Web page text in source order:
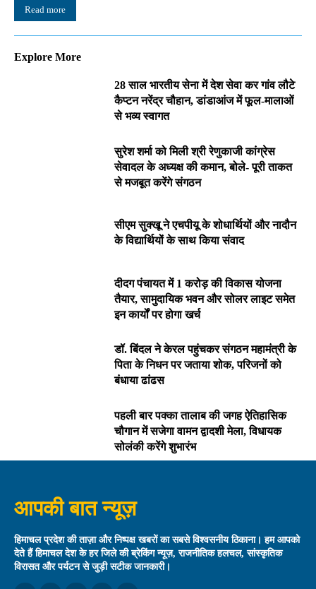
Read more
Explore More
28 साल भारतीय सेना में देश सेवा कर गांव लौटे
कैप्टन नरेंद्र चौहान, डांडाआंज में फूल-मालाओं
से भव्य स्वागत
सुरेश शर्मा को मिली श्री रेणुकाजी कांग्रेस
सेवादल के अध्यक्ष की कमान, बोले- पूरी ताकत
से मजबूत करेंगे संगठन
सीएम सुक्खू ने एचपीयू के शोधार्थियों और नादौन
के विद्यार्थियों के साथ किया संवाद
दीदग पंचायत में 1 करोड़ की विकास योजना
तैयार, सामुदायिक भवन और सोलर लाइट समेत
इन कार्यों पर होगा खर्च
डॉ. बिंदल ने केरल पहुंचकर संगठन महामंत्री के
पिता के निधन पर जताया शोक, परिजनों को
बंधाया ढांढस
पहली बार पक्का तालाब की जगह ऐतिहासिक
चौगान में सजेगा वामन द्वादशी मेला, विधायक
सोलंकी करेंगे शुभारंभ
आपकी बात न्यूज़
हिमाचल प्रदेश की ताज़ा और निष्पक्ष खबरों का सबसे विश्वसनीय ठिकाना। हम आपको
देते हैं हिमाचल देश के हर जिले की ब्रेकिंग न्यूज़, राजनीतिक हलचल, सांस्कृतिक
विरासत और पर्यटन से जुड़ी सटीक जानकारी।